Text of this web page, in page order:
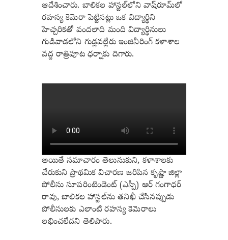
ఆదేశించారు. బాలికల హాస్టల్‌లోని వాష్‌రూమ్‌లో
రహస్య కెమెరా పెట్టినట్లు ఒక విద్యార్థిని
హెచ్చరికతో వందలాది మంది విద్యార్థినులు
గుడివాడలోని గుడ్లవల్లేరు ఇంజినీరింగ్ కళాశాల
వద్ద రాత్రిపూట ధర్నాకు దిగారు.
అయితే సమాచారం తెలుసుకుని, కళాశాలకు
చేరుకుని ప్రాథమిక విచారణ జరిపిన కృష్ణా జిల్లా
పోలీసు సూపరింటెండెంట్ (ఎస్పీ) ఆర్ గంగాధర్
రావు, బాలికల హాస్టల్‌ను తనిఖీ చేసినప్పుడు
పోలీసులకు ఎలాంటి రహస్య కెమెరాలు
లభించలేదని తెలిపారు.